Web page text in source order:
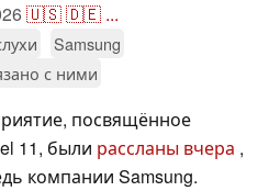
🇺🇸🇩🇪 ...
Samsung
с ними
посвящённое
11, были рассланы вчера ,
компании Samsung.